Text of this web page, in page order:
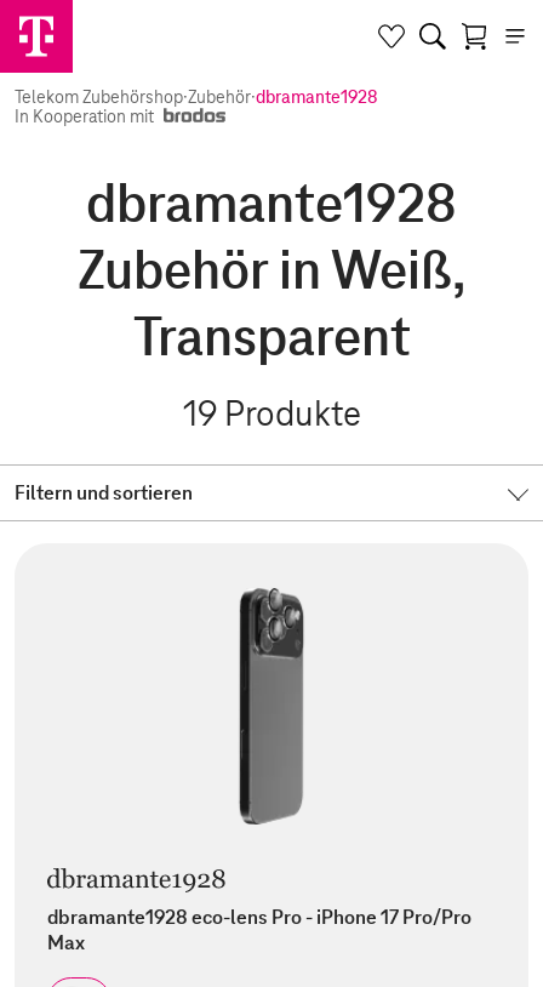
Telekom Zubehörshop·Zubehör·dbramante1928
In Kooperation mit
dbramante1928
Zubehör in Weiß,
Transparent
19 Produkte
Filtern und sortieren
dbramante1928 eco-lens Pro - iPhone 17 Pro/Pro
Max